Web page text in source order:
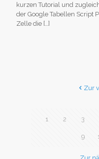
kurzen Tutorial und
der Google Tabellen Script
Zelle die […]
Zur
1 2 3
9